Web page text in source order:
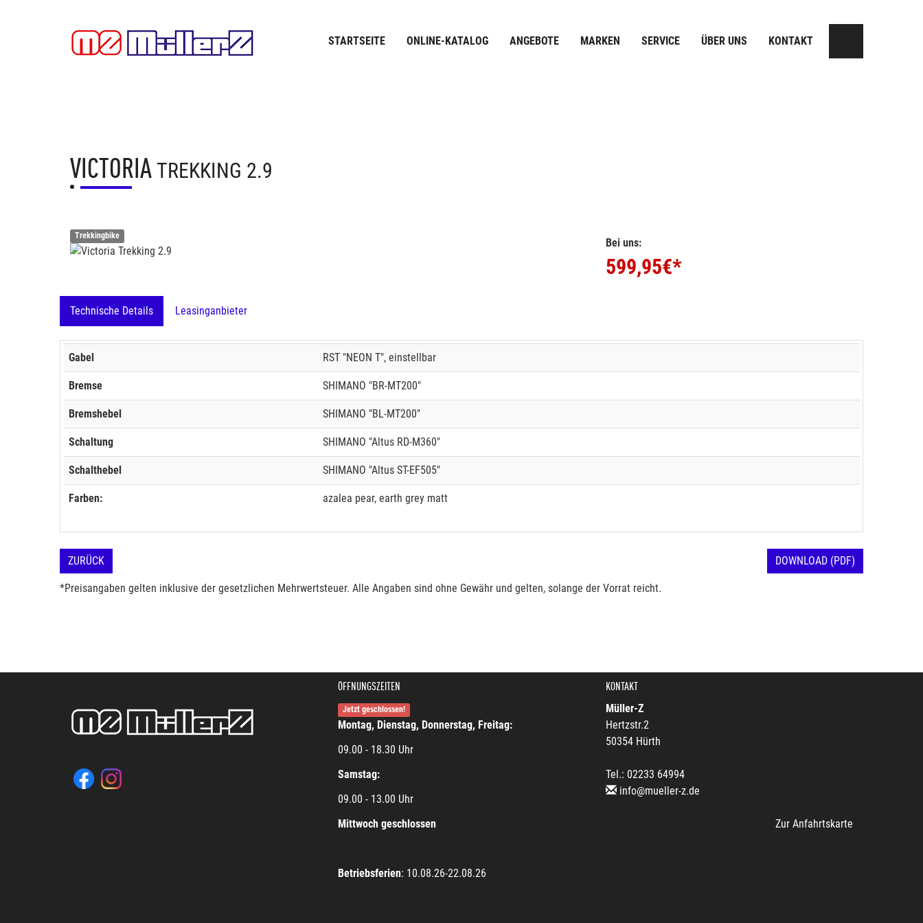
STARTSEITE ONLINE-KATALOG ANGEBOTE MARKEN SERVICE ÜBER UNS KONTAKT
VICTORIA TREKKING 2.9
Trekkingbike
Bei uns:
599,95€*
Technische Details Leasinganbieter
Gabel RST "NEON T", einstellbar
Bremse SHIMANO "BR-MT200"
Bremshebel SHIMANO "BL-MT200"
Schaltung SHIMANO "Altus RD-M360"
Schalthebel SHIMANO "Altus ST-EF505"
Farben: azalea pear, earth grey matt
ZURÜCK DOWNLOAD (PDF)
*Preisangaben gelten inklusive der gesetzlichen Mehrwertsteuer. Alle Angaben sind ohne Gewähr und gelten, solange der Vorrat reicht.
ÖFFNUNGSZEITEN
Jetzt geschlossen!
Montag, Dienstag, Donnerstag, Freitag:
09.00 - 18.30 Uhr
Samstag:
09.00 - 13.00 Uhr
Mittwoch geschlossen
Betriebsferien: 10.08.26-22.08.26
KONTAKT
Müller-Z
Hertzstr.2
50354 Hürth
Tel.: 02233 64994
info@mueller-z.de
Zur Anfahrtskarte